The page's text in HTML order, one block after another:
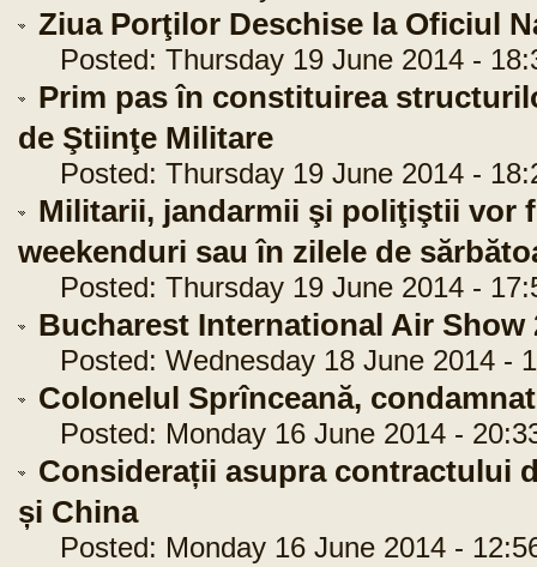
Ziua Porţilor Deschise la Oficiul
Posted: Thursday 19 June 2014 -
Prim pas în constituirea
de Ştiinţe Militare
Posted: Thursday 19 June 2014 -
Militarii, jandarmii şi poliţiştii vor
weekenduri sau în zilele de
Posted: Thursday 19 June 2014 -
Bucharest International Air Show
Posted: Wednesday 18 June 2014 -
Colonelul Sprînceană,
Posted: Monday 16 June 2014 -
Considerații asupra contractului
și China
Posted: Monday 16 June 2014 -